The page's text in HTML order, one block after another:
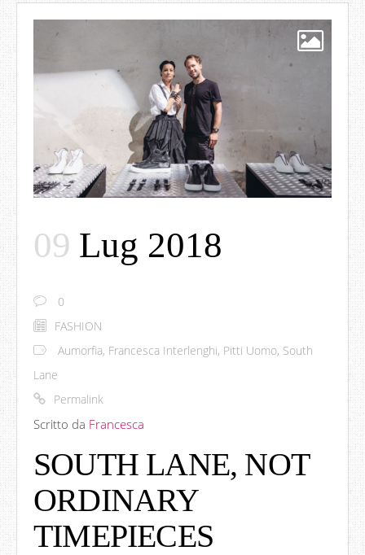
09 Lug 2018
0
FASHION
Aumorfia, Francesca Interlenghi, Pitti Uomo, South
Lane
Permalink
Scritto da Francesca
SOUTH LANE, NOT
ORDINARY
TIMEPIECES